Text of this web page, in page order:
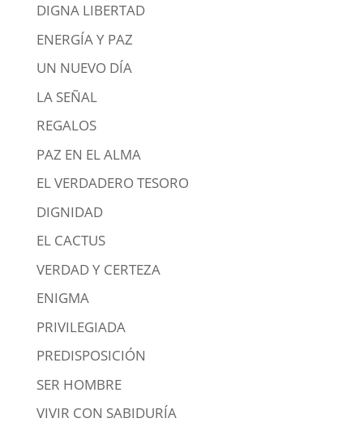
DIGNA LIBERTAD
ENERGÍA Y PAZ
UN NUEVO DÍA
LA SEÑAL
REGALOS
PAZ EN EL ALMA
EL VERDADERO TESORO
DIGNIDAD
EL CACTUS
VERDAD Y CERTEZA
ENIGMA
PRIVILEGIADA
PREDISPOSICIÓN
SER HOMBRE
VIVIR CON SABIDURÍA